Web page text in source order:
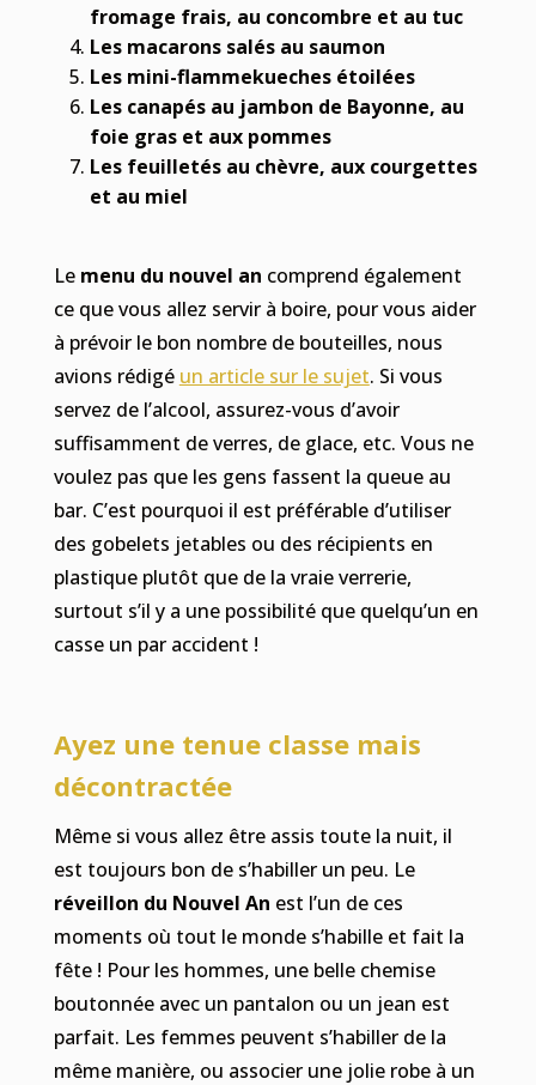
fromage frais, au concombre et au tuc
Les macarons salés au saumon
Les mini-flammekueches étoilées
Les canapés au jambon de Bayonne, au
foie gras et aux pommes
Les feuilletés au chèvre, aux courgettes
et au miel
Le menu du nouvel an comprend également
ce que vous allez servir à boire, pour vous aider
à prévoir le bon nombre de bouteilles, nous
avions rédigé un article sur le sujet. Si vous
servez de l’alcool, assurez-vous d’avoir
suffisamment de verres, de glace, etc. Vous ne
voulez pas que les gens fassent la queue au
bar. C’est pourquoi il est préférable d’utiliser
des gobelets jetables ou des récipients en
plastique plutôt que de la vraie verrerie,
surtout s’il y a une possibilité que quelqu’un en
casse un par accident !
Ayez une tenue classe mais
décontractée
Même si vous allez être assis toute la nuit, il
est toujours bon de s’habiller un peu. Le
réveillon du Nouvel An est l’un de ces
moments où tout le monde s’habille et fait la
fête ! Pour les hommes, une belle chemise
boutonnée avec un pantalon ou un jean est
parfait. Les femmes peuvent s’habiller de la
même manière, ou associer une jolie robe à un